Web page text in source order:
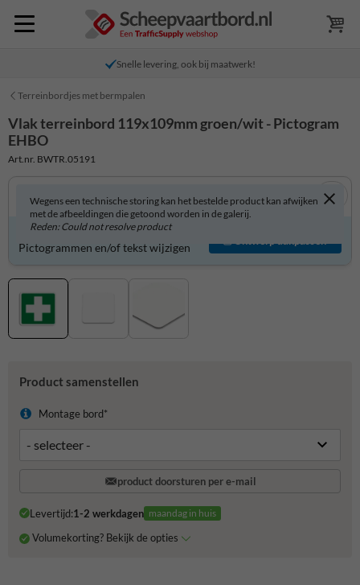
Snelle levering, ook bij maatwerk!
Terreinbordjes met bermpalen
Vlak terreinbord 119x109mm groen/wit - Pictogram
EHBO
Art.nr. BWTR.05191
Wegens een technische storing kan het bestelde product kan afwijken
met de afbeeldingen die getoond worden in de galerij.
Reden: Could not resolve product
Product zelf aanpassen?
Pictogrammen en/of tekst wijzigen
Ontwerp aanpassen
Product samenstellen
Montage bord*
product doorsturen per e-mail
Levertijd:1-2 werkdagen maandag in huis
Volumekorting? Bekijk de opties